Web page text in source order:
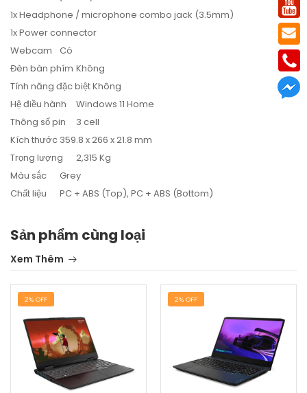
1x Headphone / microphone combo jack (3.5mm)
1x Power connector
Webcam
Có
Đèn bàn phím Không
Tính năng đặc biệtKhông
Hệ điều hành
Windows 11 Home
Thông số pin
3 cell
Kích thước 359.8 x 266 x 21.8 mm
Trọng lượng
2,315 Kg
Màu sắc
Grey
Chất liệu
PC + ABS (Top), PC + ABS (Bottom)
Sản phẩm cùng loại
Xem Thêm
2% OFF 2% OFF